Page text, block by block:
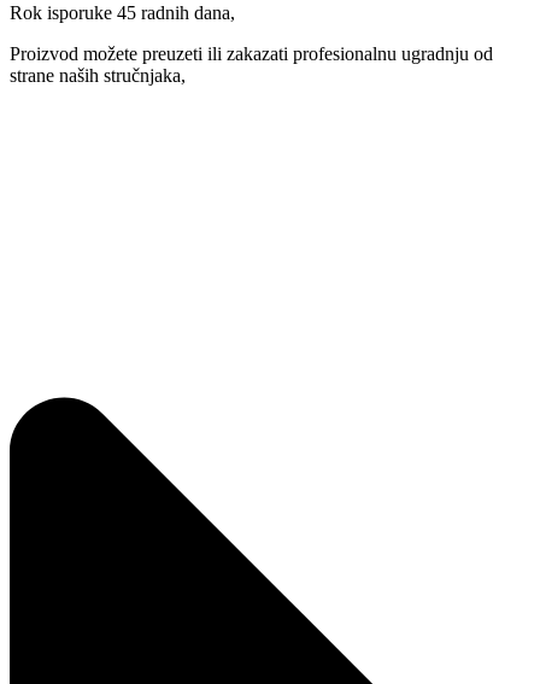
Rok isporuke 45 radnih dana,
Proizvod možete preuzeti ili zakazati profesionalnu ugradnju od
strane naših stručnjaka,